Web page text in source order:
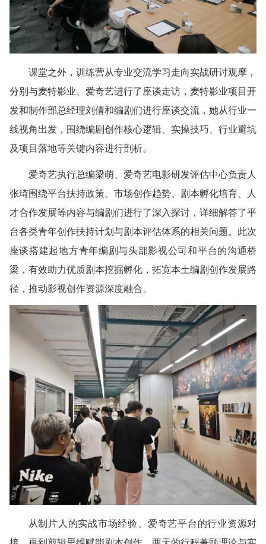
课堂之外，训练营从专业交流学习走向实战研讨观摩，
分别与麦特影业、爱奇艺进行了座谈走访，麦特影业项目开
发和制作部总经理刘倩和编剧们进行座谈交流，她从行业一
线视角出发，围绕编剧创作核心逻辑、实操技巧、行业避坑
及项目落地等关键内容进行剖析。
爱奇艺执行总编梁萌、爱奇艺电影研发评估中心负责人
张琦围绕平台扶持政策、市场创作趋势、剧本孵化培育、人
才合作发展等内容与编剧们进行了深入探讨，详细解答了平
台各类青年创作扶持计划与剧本评估体系的相关问题。此次
座谈搭建起地方青年编剧与头部影视公司和平台的沟通桥
梁，有效助力优质剧本挖掘孵化，拓宽本土编剧创作发展路
径，推动影视创作资源深度融合。
从制片人的实战市场经验、爱奇艺平台的行业资源对